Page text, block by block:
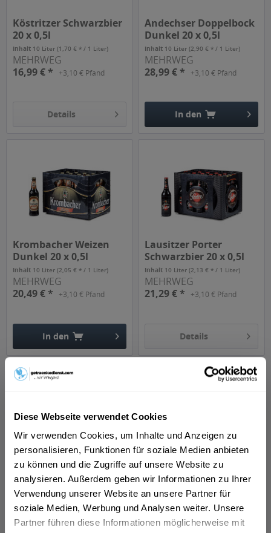
Diese Webseite verwendet Cookies
Wir verwenden Cookies, um Inhalte und Anzeigen zu
personalisieren, Funktionen für soziale Medien anbieten
zu können und die Zugriffe auf unsere Website zu
analysieren. Außerdem geben wir Informationen zu Ihrer
Verwendung unserer Website an unsere Partner für
soziale Medien, Werbung und Analysen weiter. Unsere
Partner führen diese Informationen möglicherweise mit
Köstritzer Schwarzbier
20 x 0,5l
Inhalt 10 Liter(1,70 € * / 1 Liter)
MEHRWEG
16,99 € *
+3,10 € Pfand
Details
Andechser Doppelbock
Dunkel 20 x 0,5l
Inhalt 10 Liter(2,90 € * / 1 Liter)
MEHRWEG
28,99 € *
+3,10 € Pfand
In den
Krombacher Weizen
Dunkel 20 x 0,5l
Inhalt 10 Liter(2,05 € * / 1 Liter)
MEHRWEG
20,49 € *
+3,10 € Pfand
In den
Hinzugefügt
Lausitzer Porter
Schwarzbier 20 x 0,5l
Inhalt 10 Liter(2,13 € * / 1 Liter)
MEHRWEG
21,29 € *
+3,10 € Pfand
Details
Paderborner Pilger 20 x
0,5l
Inhalt10 Liter(1,58 € * / 1 Liter)
MEHRWEG
15,79 € *